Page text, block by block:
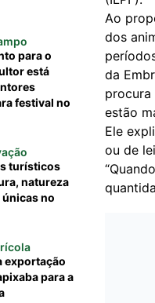
para o
está
festival no
turísticos
natureza
no
exportação
para a
Ao
dos
da
procura
estão
Ele
ou de